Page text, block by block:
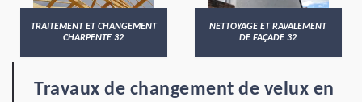
TRAITEMENT ET CHANGEMENT
CHARPENTE 32
NETTOYAGE ET RAVALEMENT
DE FAÇADE 32
Travaux de changement de velux en